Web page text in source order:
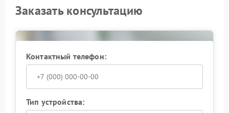
Заказать консультацию
Контактный телефон:
Тип устройства: